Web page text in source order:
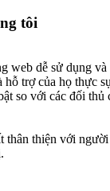
tôi
web dễ sử dụng
trợ của họ thực
so với các đối thủ
thiện với